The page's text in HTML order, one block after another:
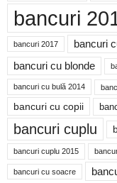
bancuri
bancuri 2017 bancuri
bancuri cu blonde
bancuri cu bulă 2014
bancuri cu copii
bancuri cuplu
bancuri cuplu 2015
bancuri cu soacre